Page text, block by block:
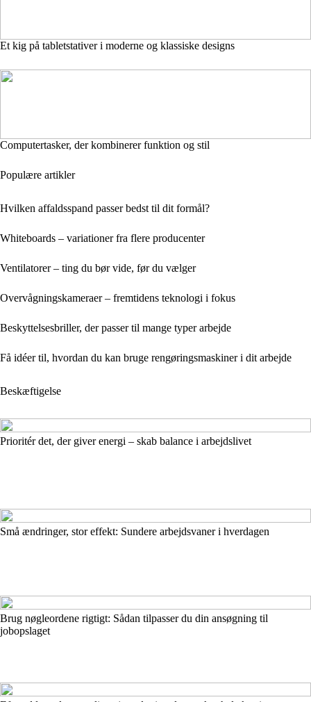
Et kig på tabletstativer i moderne og klassiske designs
Computertasker, der kombinerer funktion og stil
Populære artikler
Hvilken affaldsspand passer bedst til dit formål?
Whiteboards – variationer fra flere producenter
Ventilatorer – ting du bør vide, før du vælger
Overvågningskameraer – fremtidens teknologi i fokus
Beskyttelsesbriller, der passer til mange typer arbejde
Få idéer til, hvordan du kan bruge rengøringsmaskiner i dit arbejde
Beskæftigelse
Prioritér det, der giver energi – skab balance i arbejdslivet
Små ændringer, stor effekt: Sundere arbejdsvaner i hverdagen
Brug nøgleordene rigtigt: Sådan tilpasser du din ansøgning til
jobopslaget